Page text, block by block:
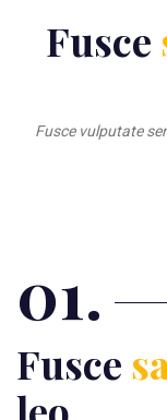
Fusce
Fusce vulputate
01.
Fusce